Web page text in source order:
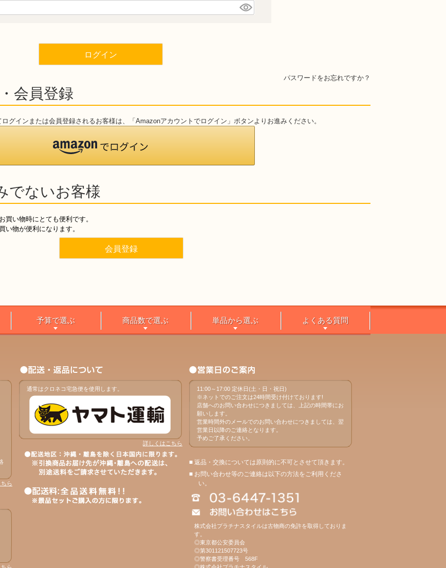
ログイン
パスワードをお忘れですか？
会員登録
グインまたは会員登録されるお客様は、「Amazonアカウントでログイン」ボタンよりお進みください。
でないお客様
買い物時にとても便利です。
い物が便利になります。
会員登録
予算で選ぶ 商品数で選ぶ 単品から選ぶ よくある質問
ら
通常はクロネコ宅急便を使用します。
詳しくはこちら
11:00～17:00 定休日(土・日・祝日)
※ネットでのご注文は24時間受け付けております!
店舗へのお問い合わせにつきましては、上記の時間帯にお
願いします。
営業時間外のメールでのお問い合わせにつきましては、翌
営業日以降のご連絡となります。
予めご了承ください。
■ 返品・交換については原則的に不可とさせて頂きます。
■ お問い合わせ等のご連絡は以下の方法をご利用くださ
い。
株式会社プラチナスタイルは古物商の免許を取得しておりま
す。
◎東京都公安委員会
◎第301121507723号
◎警察書受理番号 568F